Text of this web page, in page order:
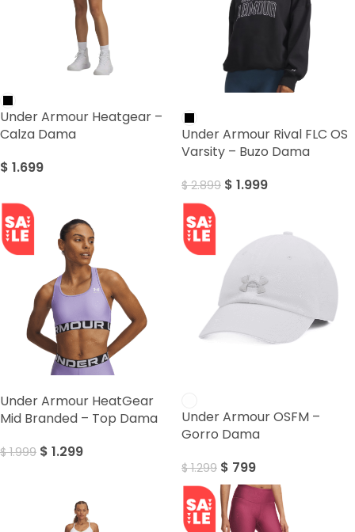
Under Armour Heatgear –
Calza Dama
$ 1.699
Under Armour Rival FLC OS
Varsity – Buzo Dama
$2.899 $ 1.999
Under Armour HeatGear
Mid Branded – Top Dama
$1.999 $ 1.299
Under Armour OSFM –
Gorro Dama
$1.299 $ 799